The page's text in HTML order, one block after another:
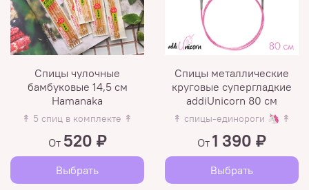
Спицы чулочные
бамбуковые 14,5 см
Hamanaka
↟ 5 спиц в комплекте ↟
От 520 ₽
Выбрать
Спицы металлические
круговые супергладкие
addiUnicorn 80 см
↟ спицы-единороги 🦄 ↟
От 1 390 ₽
Выбрать